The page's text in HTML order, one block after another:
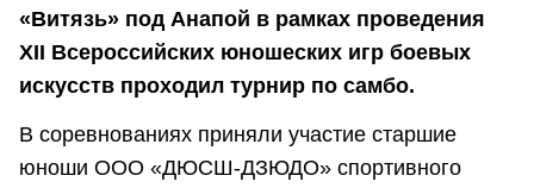
«Витязь» под Анапой в рамках проведения
ХII Всероссийских юношеских игр боевых
искусств проходил турнир по самбо.
В соревнованиях приняли участие старшие
юноши ООО «ДЮСШ-ДЗЮДО» спортивного